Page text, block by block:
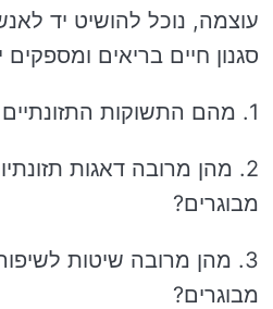
עוצמה, נוכל להושיט יד
סגנון חיים בריאים ומספקים
1. מהם התשוקות התזונתיים של מבוגרים?
2. מהן מרובה דאגות
מבוגרים?
3. מהן מרובה שיטות
מבוגרים?